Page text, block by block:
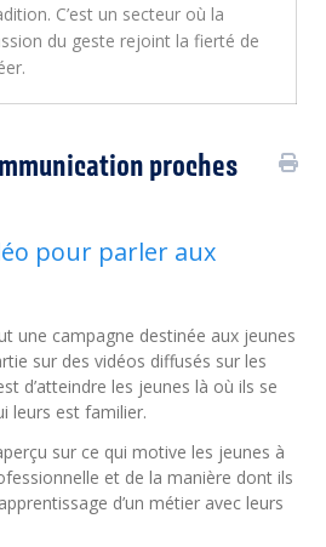
C’est un secteur où la
du geste rejoint la fierté de
proches
pour parler aux
une campagne destinée aux jeunes
sur des vidéos diffusés sur les
d’atteindre les jeunes là où ils se
leurs est familier.
sur ce qui motive les jeunes à
et de la manière dont ils
d’un métier avec leurs